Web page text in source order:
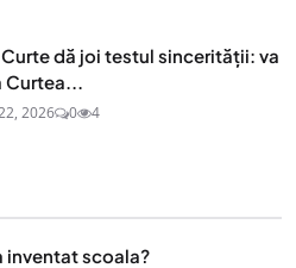
dă joi testul sincerității: va
2026 0 4
inventat scoala?